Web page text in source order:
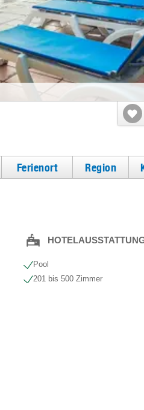
Ferienort Region
Pool
201 bis 500 Zimmer